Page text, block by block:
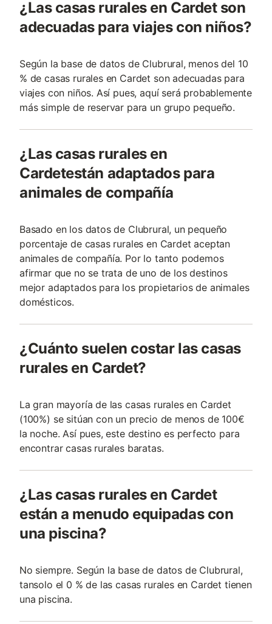
¿Las casas rurales en Cardet son
adecuadas para viajes con niños?
Según la base de datos de Clubrural, menos del 10
% de casas rurales en Cardet son adecuadas para
viajes con niños. Así pues, aquí será probablemente
más simple de reservar para un grupo pequeño.
¿Las casas rurales en
Cardetestán adaptados para
animales de compañía
Basado en los datos de Clubrural, un pequeño
porcentaje de casas rurales en Cardet aceptan
animales de compañía. Por lo tanto podemos
afirmar que no se trata de uno de los destinos
mejor adaptados para los propietarios de animales
domésticos.
¿Cuánto suelen costar las casas
rurales en Cardet?
La gran mayoría de las casas rurales en Cardet
(100%) se sitúan con un precio de menos de 100€
la noche. Así pues, este destino es perfecto para
encontrar casas rurales baratas.
¿Las casas rurales en Cardet
están a menudo equipadas con
una piscina?
No siempre. Según la base de datos de Clubrural,
tansolo el 0 % de las casas rurales en Cardet tienen
una piscina.